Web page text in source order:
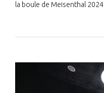
la boule de Meisenthal 2024